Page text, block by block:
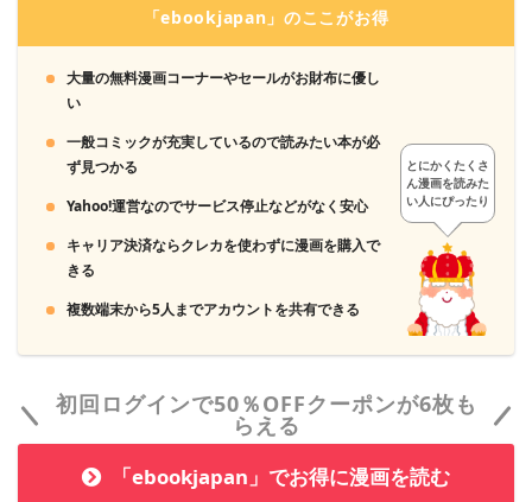
3
ポイントを獲得し、好きな漫画を購入します
解約完了です
「まんが王国」は月額コース以外は都度課金なので、アカウ
ントを削除しなくても勝手にお金が引き落とされる心配はあ
＞＞「まんが王国」に会員登録する
「ebookjapan」のここがお得
大量の無料漫画コーナーやセールがお財布に優し
い
一般コミックが充実しているので読みたい本が必
ず見つかる
Yahoo!運営なのでサービス停止などがなく安心
キャリア決済ならクレカを使わずに漫画を購入で
きる
複数端末から5人までアカウントを共有できる
とにかくたくさ
ん漫画を読みた
い人にぴったり
初回ログインで50％OFFクーポンが6枚も
らえる
「ebookjapan」でお得に漫画を読む